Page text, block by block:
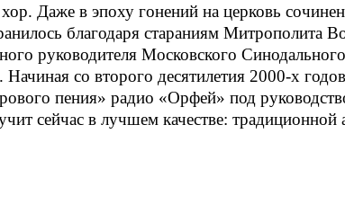
Даже в эпоху гонений на церковь
благодаря стараниям Митрополита
руководителя Московского
со второго десятилетия 2000-х
пения» радио «Орфей» под
сейчас в лучшем качестве: